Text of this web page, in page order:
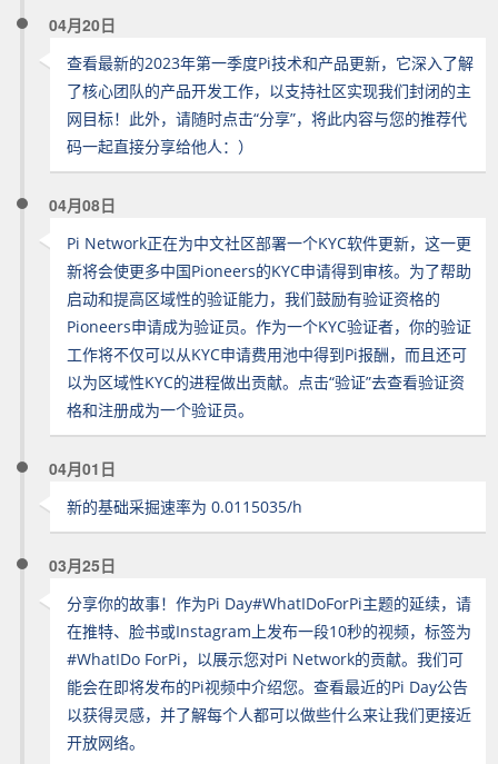
04月20日
查看最新的2023年第一季度Pi技术和产品更新，它深入了解
了核心团队的产品开发工作，以支持社区实现我们封闭的主
网目标！此外，请随时点击“分享”，将此内容与您的推荐代
码一起直接分享给他人：）
04月08日
Pi Network正在为中文社区部署一个KYC软件更新，这一更
新将会使更多中国Pioneers的KYC申请得到审核。为了帮助
启动和提高区域性的验证能力，我们鼓励有验证资格的
Pioneers申请成为验证员。作为一个KYC验证者，你的验证
工作将不仅可以从KYC申请费用池中得到Pi报酬，而且还可
以为区域性KYC的进程做出贡献。点击“验证”去查看验证资
格和注册成为一个验证员。
04月01日
新的基础采掘速率为 0.0115035/h
03月25日
分享你的故事！作为Pi Day#WhatIDoForPi主题的延续，请
在推特、脸书或Instagram上发布一段10秒的视频，标签为
#WhatIDo ForPi，以展示您对Pi Network的贡献。我们可
能会在即将发布的Pi视频中介绍您。查看最近的Pi Day公告
以获得灵感，并了解每个人都可以做些什么来让我们更接近
开放网络。